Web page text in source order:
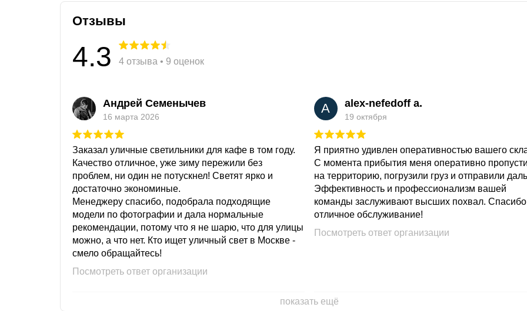
Отзывы
4.3 4 отзыва • 9 оценок
Андрей Семенычев
16 марта 2026
Заказал уличные светильники для кафе в том году.
Качество отличное, уже зиму пережили без
проблем, ни один не потускнел! Светят ярко и
достаточно экономиные.
Менеджеру спасибо, подобрала подходящие
модели по фотографии и дала нормальные
рекомендации, потому что я не шарю, что для улицы
можно, а что нет. Кто ищет уличный свет в Москве -
смело обращайтесь!
Посмотреть ответ организации
A alex-nefedoff a.
19 октября
Я приятно удивлен оперативностью вашего
С момента прибытия меня оперативно
на территорию, погрузили груз и отправили
Эффективность и профессионализм вашей
команды заслуживают высших похвал. Спасибо
отличное обслуживание!
Посмотреть ответ организации
показать ещё